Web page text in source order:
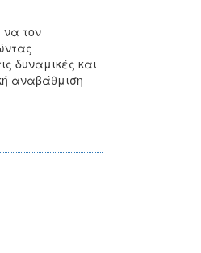
να τον
δυναμικές και
αναβάθμιση